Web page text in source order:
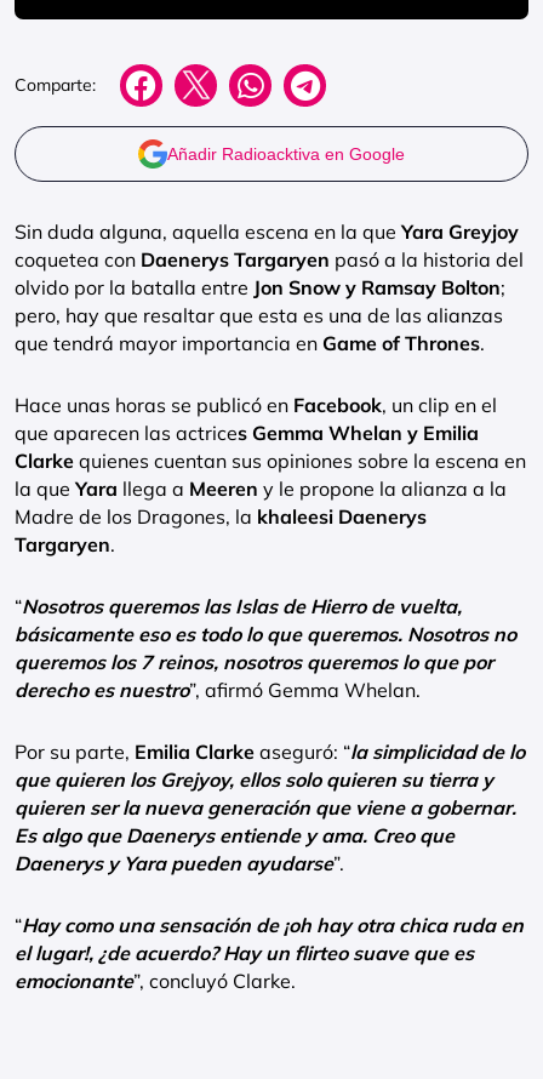
Comparte:
Añadir Radioacktiva en Google
Sin duda alguna, aquella escena en la que Yara Greyjoy
coquetea con Daenerys Targaryen pasó a la historia del
olvido por la batalla entre Jon Snow y Ramsay Bolton;
pero, hay que resaltar que esta es una de las alianzas
que tendrá mayor importancia en Game of Thrones.
Hace unas horas se publicó en Facebook, un clip en el
que aparecen las actrices Gemma Whelan y Emilia
Clarke quienes cuentan sus opiniones sobre la escena en
la que Yara llega a Meeren y le propone la alianza a la
Madre de los Dragones, la khaleesi Daenerys
Targaryen.
“Nosotros queremos las Islas de Hierro de vuelta,
básicamente eso es todo lo que queremos. Nosotros no
queremos los 7 reinos, nosotros queremos lo que por
derecho es nuestro”, afirmó Gemma Whelan.
Por su parte, Emilia Clarke aseguró: “la simplicidad de lo
que quieren los Grejyoy, ellos solo quieren su tierra y
quieren ser la nueva generación que viene a gobernar.
Es algo que Daenerys entiende y ama. Creo que
Daenerys y Yara pueden ayudarse”.
“Hay como una sensación de ¡oh hay otra chica ruda en
el lugar!, ¿de acuerdo? Hay un flirteo suave que es
emocionante”, concluyó Clarke.